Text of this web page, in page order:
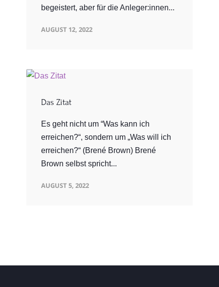
begeistert, aber für die Anleger:innen...
AUGUST 12, 2022
Das Zitat
Es geht nicht um “Was kann ich
erreichen?“, sondern um „Was will ich
erreichen?“ (Brené Brown) Brené
Brown selbst spricht...
AUGUST 5, 2022